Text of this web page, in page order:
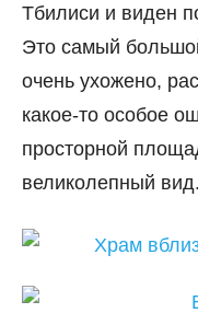
Тбилиси и виден
Это самый
очень ухожено,
какое-то особое
просторной
великолепный вид.